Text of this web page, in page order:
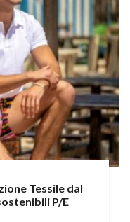
Tessile dal
P/E